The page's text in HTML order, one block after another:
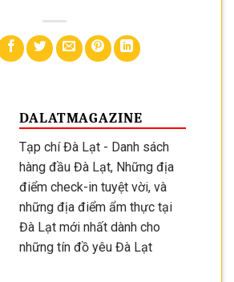
DALATMAGAZINE
Tạp chí Đà Lạt - Danh sách
hàng đầu Đà Lạt, Những địa
điểm check-in tuyệt vời, và
những địa điểm ẩm thực tại
Đà Lạt mới nhất dành cho
những tín đồ yêu Đà Lạt